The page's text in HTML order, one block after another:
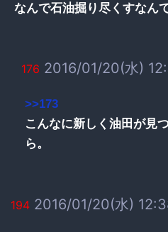
なんで石油掘り尽くすなん
176 2016/01/20(水)
>>173
こんなに新しく油田が見
ら。
194 2016/01/20(水)